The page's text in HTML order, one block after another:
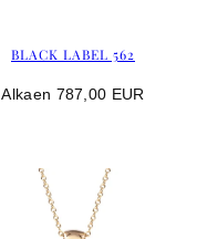
BLACK LABEL 562
Hinta
Alkaen 787,00 EUR